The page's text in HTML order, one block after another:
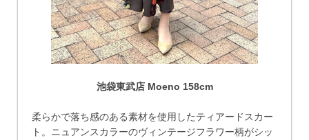
池袋東武店 Moeno 158cm
柔らかで落ち感のある素材を使用したティアードスカー
ト。ニュアンスカラーのヴィンテージフラワー柄がシッ